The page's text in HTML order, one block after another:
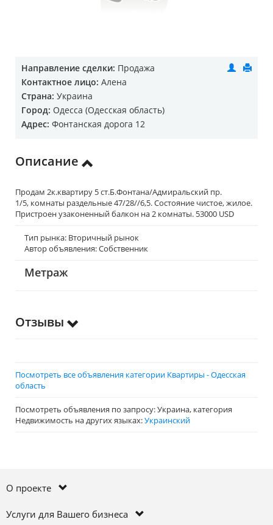
Направление сделки: Продажа
Контактное лицо: Алена
Страна: Украина
Город: Одесса (Одесская область)
Адрес: Фонтанская дорога 12
Описание
Продам 2к.квартиру 5 ст.Б.Фонтана/Адмиральский пр.
1/5, комнаты раздельные 47/28//6,5. Состояние чистое, жилое.
Пристроен узаконенный балкон на 2 комнаты. 53000 USD
Тип рынка: Вторичный рынок
Автор объявления: Собственник
Метраж
Отзывы
Посмотреть все объявления категории Квартиры - Одесская
область
Посмотреть объявления по запросу: Украина, категория
Недвижимость на других языках:Украинский
О проекте
Услуги для Вашего бизнеса